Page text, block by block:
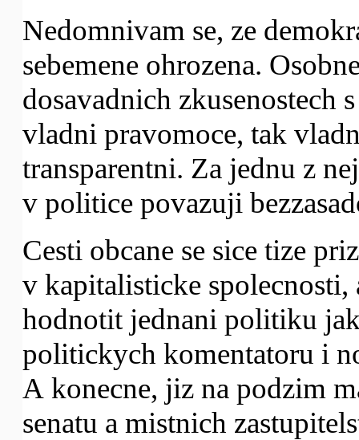
Nedomnivam se, ze
sebemene ohrozena.
dosavadnich zkusenostech
vladni pravomoce, tak
transparentni. Za jednu z
v politice povazuji
Cesti obcane se sice tize
v kapitalisticke spolecnosti,
hodnotit jednani politiku
politickych komentatoru i
A konecne, jiz na podzim
senatu a mistnich